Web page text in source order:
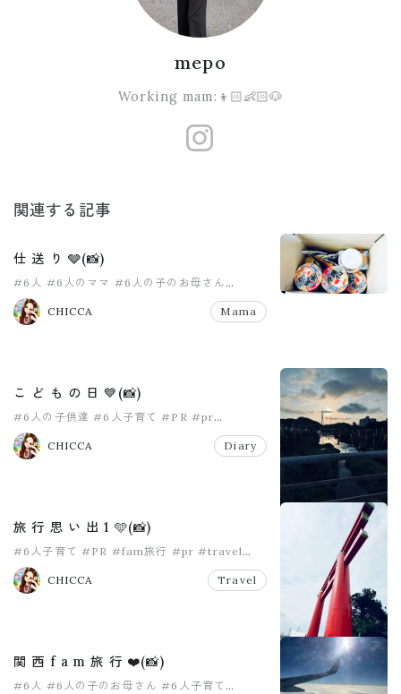
mepo
Working mam:👦🏻👶🏻🐶
関連する記事
仕 送 り 🩶(📸)
#6人 #6人のママ #6人の子のお母さん
#8人家族
CHICCA
Mama
こ ど も の 日 💙(📸)
#6人の子供達 #6人子育て #PR #pr
#こどもの日
CHICCA
Diary
旅 行 思 い 出 1 🩵(📸)
#6人子育て #PR #fam旅行 #pr #travel
#大家族
CHICCA
Travel
関 西 f a m 旅 行 ❤️(📸)
#6人 #6人の子のお母さん #6人子育て